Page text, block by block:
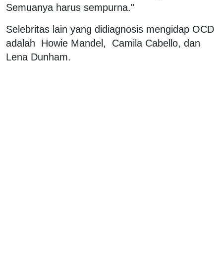
Semuanya harus sempurna."
Selebritas lain yang didiagnosis mengidap OCD
adalah Howie Mandel, Camila Cabello, dan
Lena Dunham.